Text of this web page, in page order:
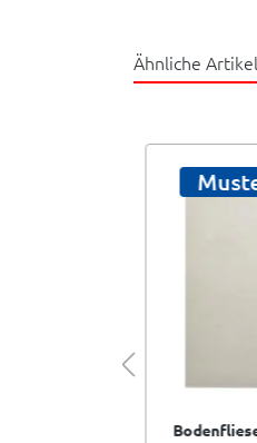
Ähnliche Artikel